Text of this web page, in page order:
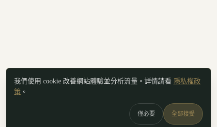
我們使用 cookie 改善網站體驗並分析流量。詳情請看 隱私權政
策 。
僅必要 全部接受